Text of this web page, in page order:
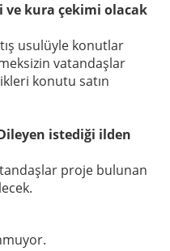
ve kura çekimi olacak
usulüyle konutlar
vatandaşlar
konutu satın
istediği ilden
proje bulunan